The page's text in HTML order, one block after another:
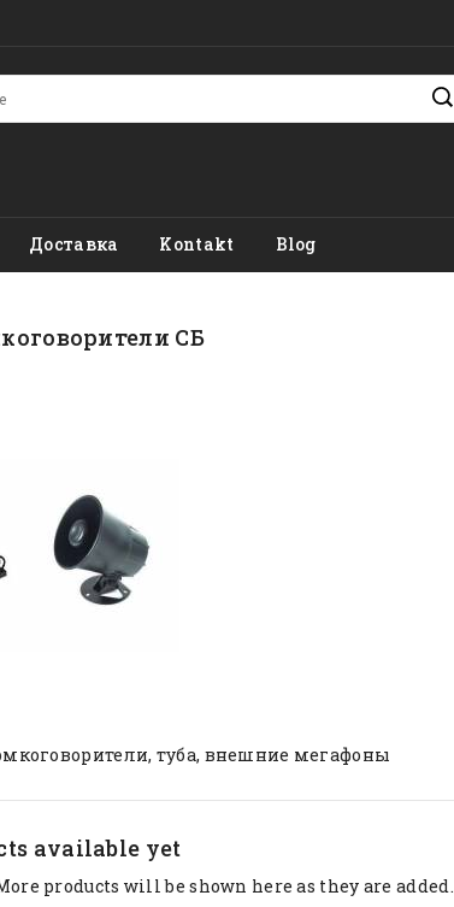
Доставка Kontakt Blog
СБ
тубa, внешние мегафоны
available yet
products will be shown here as they are added.